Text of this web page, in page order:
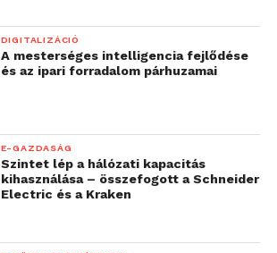
DIGITALIZÁCIÓ
A mesterséges intelligencia fejlődése
és az ipari forradalom párhuzamai
E-GAZDASÁG
Szintet lép a hálózati kapacitás
kihasználása – összefogott a Schneider
Electric és a Kraken